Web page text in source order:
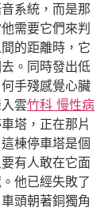
系統，而是那
需要它們來判
的距離時，它
。同時發出低
手殘感覺心臟
雲竹科 慢性病
塔，正在那片
棟停車塔是個
有人敢在它面
他已經失敗了
頭朝著銅獨角